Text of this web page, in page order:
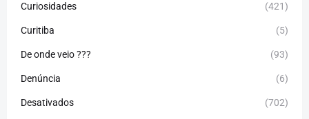
Curiosidades (421)
Curitiba (5)
De onde veio ??? (93)
Denúncia (6)
Desativados (702)